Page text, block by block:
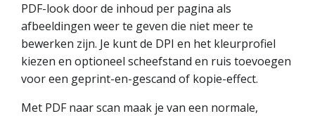
PDF-look door de inhoud per pagina als
afbeeldingen weer te geven die niet meer te
bewerken zijn. Je kunt de DPI en het kleurprofiel
kiezen en optioneel scheefstand en ruis toevoegen
voor een geprint-en-gescand of kopie-effect.
Met PDF naar scan maak je van een normale,